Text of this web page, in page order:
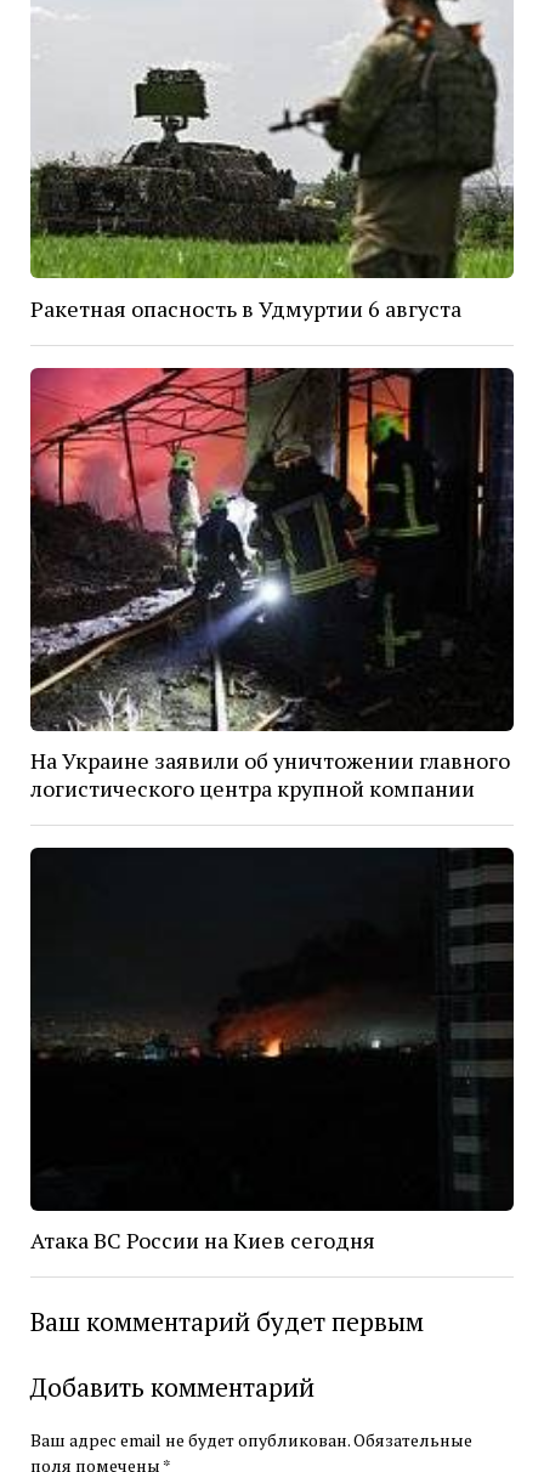
Ракетная опасность в Удмуртии 6 августа
На Украине заявили об уничтожении главного
логистического центра крупной компании
Атака ВС России на Киев сегодня
Ваш комментарий будет первым
Добавить комментарий
Ваш адрес email не будет опубликован.Обязательные
поля помечены *